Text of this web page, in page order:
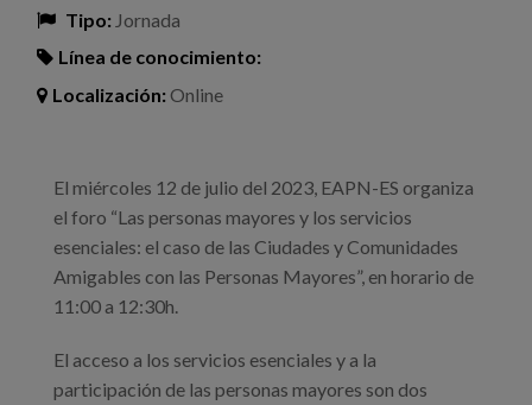
Tipo: Jornada
Línea de conocimiento:
Localización:Online
El miércoles 12 de julio del 2023, EAPN-ES organiza
el foro “Las personas mayores y los servicios
esenciales: el caso de las Ciudades y Comunidades
Amigables con las Personas Mayores”, en horario de
11:00 a 12:30h.
El acceso a los servicios esenciales y a la
participación de las personas mayores son dos